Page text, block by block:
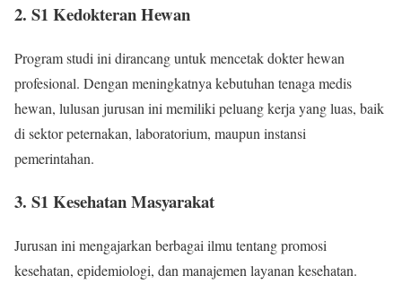
2. S1 Kedokteran Hewan
Program studi ini dirancang untuk mencetak dokter hewan
profesional. Dengan meningkatnya kebutuhan tenaga medis
hewan, lulusan jurusan ini memiliki peluang kerja yang luas, baik
di sektor peternakan, laboratorium, maupun instansi
pemerintahan.
3. S1 Kesehatan Masyarakat
Jurusan ini mengajarkan berbagai ilmu tentang promosi
kesehatan, epidemiologi, dan manajemen layanan kesehatan.